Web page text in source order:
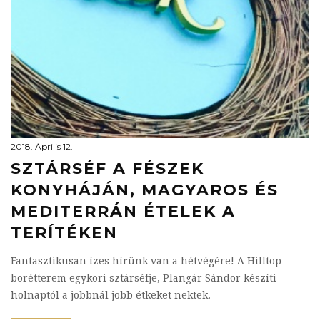
2018. Április 12.
SZTÁRSÉF A FÉSZEK
KONYHÁJÁN, MAGYAROS ÉS
MEDITERRÁN ÉTELEK A
TERÍTÉKEN
Fantasztikusan ízes hírünk van a hétvégére! A Hilltop
borétterem egykori sztárséfje, Plangár Sándor készíti
holnaptól a jobbnál jobb étkeket nektek.